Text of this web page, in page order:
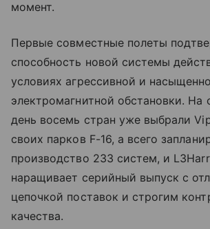
момент.
Первые совместные полеты
способность новой системы
условиях агрессивной и
электромагнитной обстановки. На
день восемь стран уже выбрали
своих парков F-16, а всего
производство 233 систем, и
наращивает серийный выпуск с
цепочкой поставок и строгим
качества.